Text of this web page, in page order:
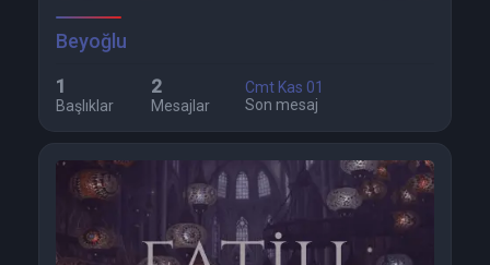
Beyoğlu
1
Başlıklar
2
Mesajlar
Cmt Kas 01
Son mesaj